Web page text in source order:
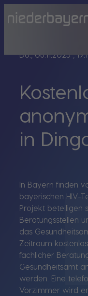
Do., 06.11.2025,
in
In Bayern finden
bayerischen HIV-
Projekt beteiligen
Beratungsstellen
das
Zeitraum
fachlicher
Gesundheitsamt
werden. Eine
Vorzimmer wird